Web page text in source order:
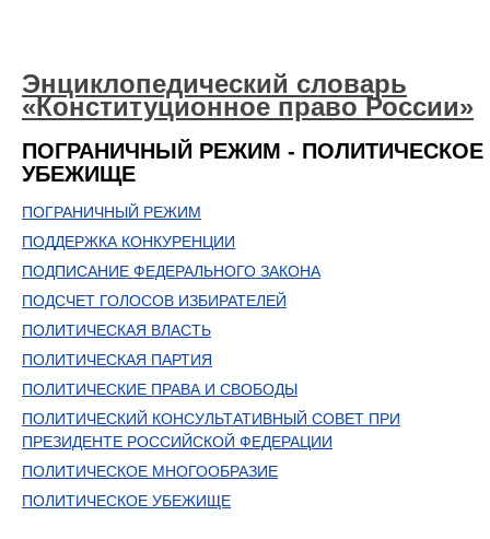
Энциклопедический словарь
«Конституционное право России»
ПОГРАНИЧНЫЙ РЕЖИМ - ПОЛИТИЧЕСКОЕ
УБЕЖИЩЕ
ПОГРАНИЧНЫЙ РЕЖИМ
ПОДДЕРЖКА КОНКУРЕНЦИИ
ПОДПИСАНИЕ ФЕДЕРАЛЬНОГО ЗАКОНА
ПОДСЧЕТ ГОЛОСОВ ИЗБИРАТЕЛЕЙ
ПОЛИТИЧЕСКАЯ ВЛАСТЬ
ПОЛИТИЧЕСКАЯ ПАРТИЯ
ПОЛИТИЧЕСКИЕ ПРАВА И СВОБОДЫ
ПОЛИТИЧЕСКИЙ КОНСУЛЬТАТИВНЫЙ СОВЕТ ПРИ
ПРЕЗИДЕНТЕ РОССИЙСКОЙ ФЕДЕРАЦИИ
ПОЛИТИЧЕСКОЕ МНОГООБРАЗИЕ
ПОЛИТИЧЕСКОЕ УБЕЖИЩЕ